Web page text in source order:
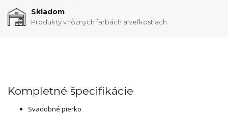
Skladom
Produkty v rôznych farbách a veľkostiach
Kompletné špecifikácie
Svadobné pierko